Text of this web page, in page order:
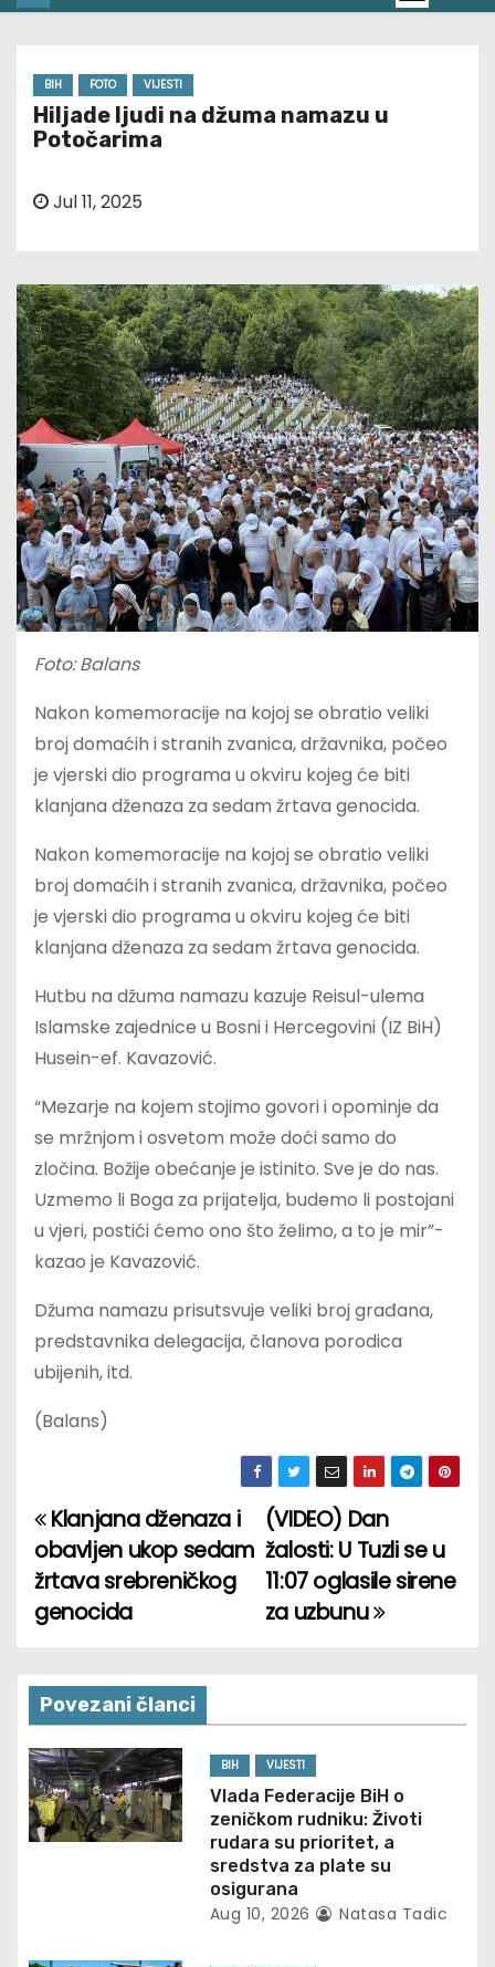
BIH FOTO VIJESTI
Hiljade ljudi na džuma namazu u
Potočarima
Jul 11, 2025
Foto: Balans
Nakon komemoracije na kojoj se obratio veliki
broj domaćih i stranih zvanica, državnika, počeo
je vjerski dio programa u okviru kojeg će biti
klanjana dženaza za sedam žrtava genocida.
Nakon komemoracije na kojoj se obratio veliki
broj domaćih i stranih zvanica, državnika, počeo
je vjerski dio programa u okviru kojeg će biti
klanjana dženaza za sedam žrtava genocida.
Hutbu na džuma namazu kazuje Reisul-ulema
Islamske zajednice u Bosni i Hercegovini (IZ BiH)
Husein-ef. Kavazović.
“Mezarje na kojem stojimo govori i opominje da
se mržnjom i osvetom može doći samo do
zločina. Božije obećanje je istinito. Sve je do nas.
Uzmemo li Boga za prijatelja, budemo li postojani
u vjeri, postići ćemo ono što želimo, a to je mir”-
kazao je Kavazović.
Džuma namazu prisutsvuje veliki broj građana,
predstavnika delegacija, članova porodica
ubijenih, itd.
(Balans)
P
o
s
n
a
v
i
(VIDEO) Dan
žalosti: U Tuzli se u
11:07 oglasile sirene
za uzbunu
Klanjana dženaza i
obavljen ukop sedam
žrtava srebreničkog
genocida
Povezani članci
BIH VIJESTI
Vlada Federacije BiH o
zeničkom rudniku: Životi
rudara su prioritet, a
sredstva za plate su
osigurana
Aug 10, 2026 Natasa Tadic